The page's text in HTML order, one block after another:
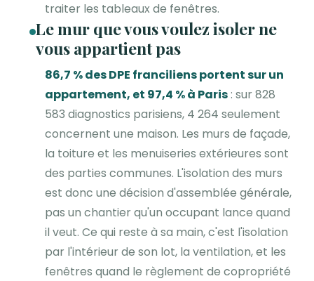
traiter les tableaux de fenêtres.
Le mur que vous voulez isoler ne
vous appartient pas
86,7 % des DPE franciliens portent sur un
appartement, et 97,4 % à Paris: sur 828
583 diagnostics parisiens, 4 264 seulement
concernent une maison. Les murs de façade,
la toiture et les menuiseries extérieures sont
des parties communes. L'isolation des murs
est donc une décision d'assemblée générale,
pas un chantier qu'un occupant lance quand
il veut. Ce qui reste à sa main, c'est l'isolation
par l'intérieur de son lot, la ventilation, et les
fenêtres quand le règlement de copropriété